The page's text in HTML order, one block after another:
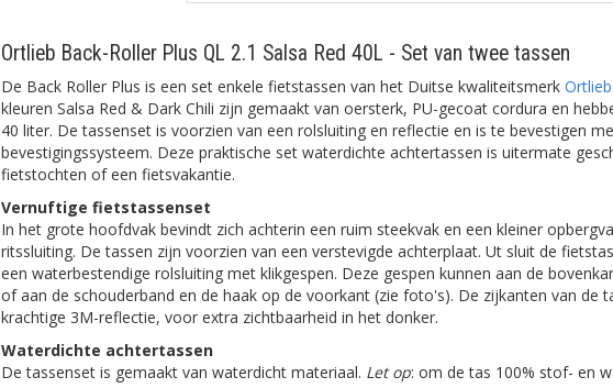
Ortlieb Back-Roller Plus QL 2.1 Salsa Red 40L - Set van twee tassen
De Back Roller Plus is een set enkele fietstassen van het Duitse kwaliteitsmerk Ortlieb
kleuren Salsa Red & Dark Chili zijn gemaakt van oersterk, PU-gecoat cordura en
40 liter. De tassenset is voorzien van een rolsluiting en reflectie en is te bevestigen
bevestigingssysteem. Deze praktische set waterdichte achtertassen is uitermate
fietstochten of een fietsvakantie.
Vernuftige fietstassenset
In het grote hoofdvak bevindt zich achterin een ruim steekvak en een kleiner
ritssluiting. De tassen zijn voorzien van een verstevigde achterplaat. Ut sluit de
een waterbestendige rolsluiting met klikgespen. Deze gespen kunnen aan de
of aan de schouderband en de haak op de voorkant (zie foto's). De zijkanten van de
krachtige 3M-reflectie, voor extra zichtbaarheid in het donker.
Waterdichte achtertassen
De tassenset is gemaakt van waterdicht materiaal. Let op: om de tas 100% stof- en